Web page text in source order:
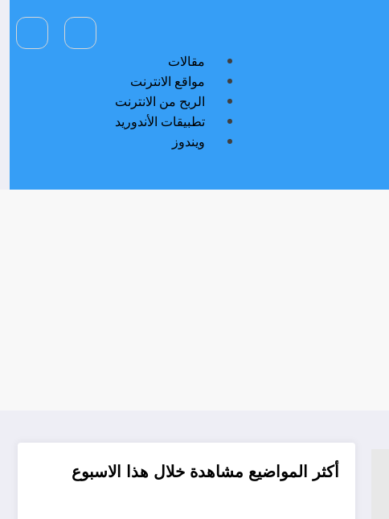
مقالات
مواقع الانترنت
الربح من الانترنت
تطبيقات الأندوريد
ويندوز
أكثر المواضيع مشاهدة خلال هذا الاسبوع